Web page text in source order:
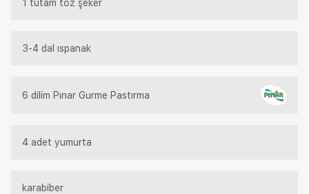
1 tutam toz şeker
3-4 dal ıspanak
6 dilim Pınar Gurme Pastırma
4 adet yumurta
karabiber